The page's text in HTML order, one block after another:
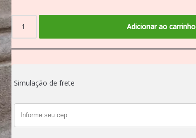
Adicionar ao carrinho
Simulação de frete